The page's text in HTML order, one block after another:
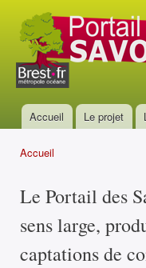
Portail
des
savoirs
Menu principal
Accueil Le projet
Accueil
Le Portail des
sens large,
captations de